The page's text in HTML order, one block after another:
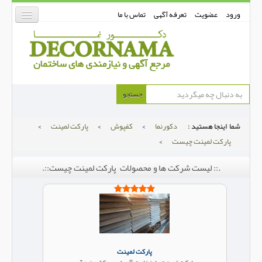
ورود عضویت تعرفه آگهی تماس با ما
دکورنما
دیوارپوش
درب و پنجره
جستجو
شما اینجا هستید : دکورنما > کفپوش > پارکت لمینت
>
پارکت لمینت چیست
>
.:: لیست شرکت ها و محصولات پارکت لمینت چیست::.
پارکت لمینت